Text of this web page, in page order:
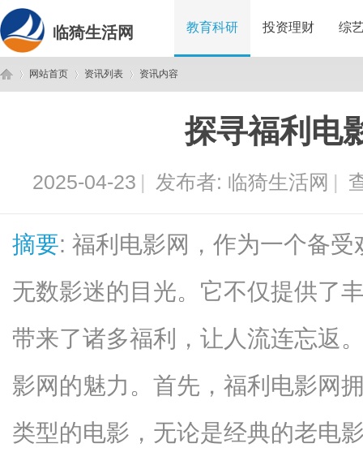
临猗生活网 教育科研 投资理财 综
网站首页 资讯列表 资讯内容
探寻福利电
2025-04-23 | 发布者: 临猗生活网 |
摘要: 福利电影网，作为一个备
无数影迷的目光。它不仅提供了
带来了诸多福利，让人流连忘返
影网的魅力。首先，福利电影网
类型的电影，无论是经典的老电